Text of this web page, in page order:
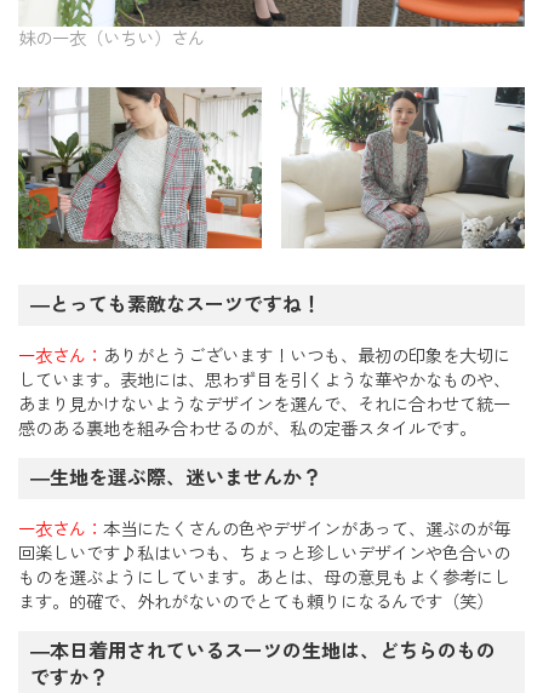
妹の一衣（いちい）さん
―とっても素敵なスーツですね！
一衣さん： ありがとうございます！いつも、最初の印象を大切に
しています。表地には、思わず目を引くような華やかなものや、
あまり見かけないようなデザインを選んで、それに合わせて統一
感のある裏地を組み合わせるのが、私の定番スタイルです。
―生地を選ぶ際、迷いませんか？
一衣さん： 本当にたくさんの色やデザインがあって、選ぶのが毎
回楽しいです♪私はいつも、ちょっと珍しいデザインや色合いの
ものを選ぶようにしています。あとは、母の意見もよく参考にし
ます。的確で、外れがないのでとても頼りになるんです（笑）
―本日着用されているスーツの生地は、どちらのもの
ですか？